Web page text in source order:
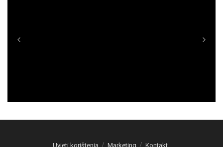
Uvjeti korištenja Marketing Kontakt